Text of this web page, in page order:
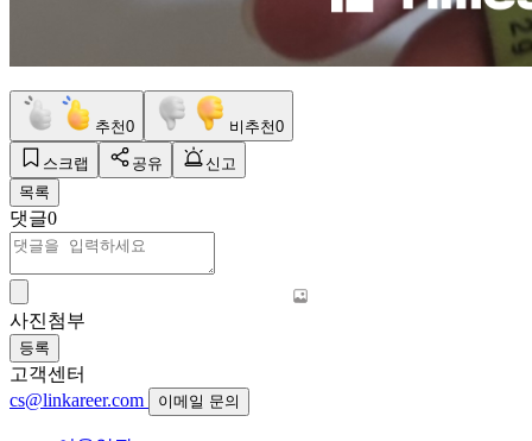
추천0 비추천0
스크랩 공유
신고
목록
댓글0
사진첨부
등록
고객센터
cs@linkareer.com
이메일 문의